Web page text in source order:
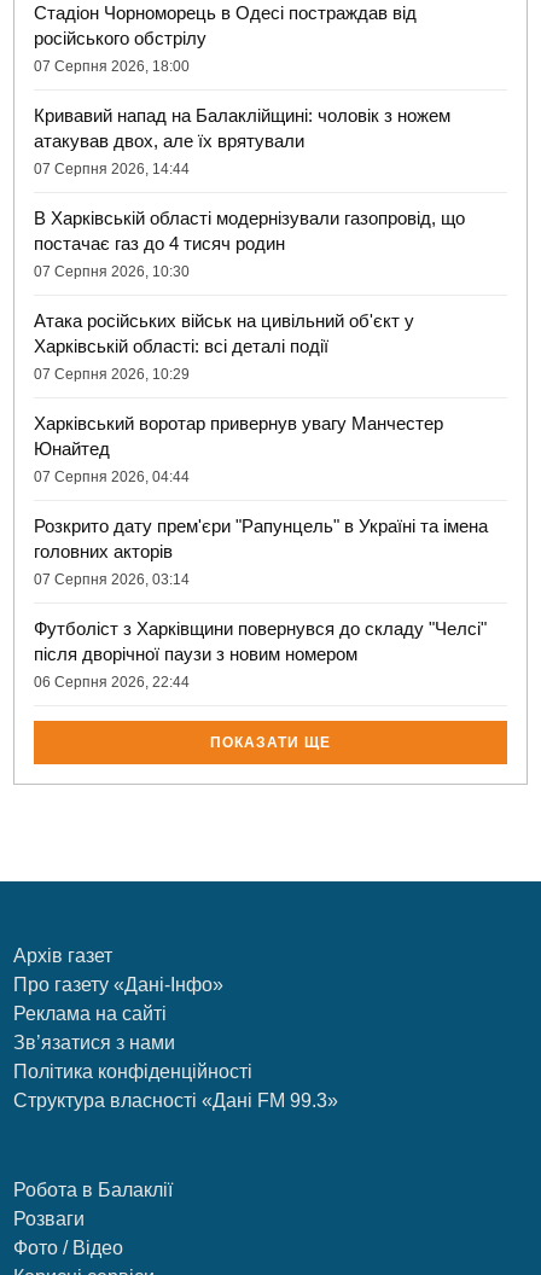
Стадіон Чорноморець в Одесі постраждав від
російського обстрілу
07 Серпня 2026, 18:00
Кривавий напад на Балаклійщині: чоловік з ножем
атакував двох, але їх врятували
07 Серпня 2026, 14:44
В Харківській області модернізували газопровід, що
постачає газ до 4 тисяч родин
07 Серпня 2026, 10:30
Атака російських військ на цивільний об'єкт у
Харківській області: всі деталі події
07 Серпня 2026, 10:29
Харківський воротар привернув увагу Манчестер
Юнайтед
07 Серпня 2026, 04:44
Розкрито дату прем'єри "Рапунцель" в Україні та імена
головних акторів
07 Серпня 2026, 03:14
Футболіст з Харківщини повернувся до складу "Челсі"
після дворічної паузи з новим номером
06 Серпня 2026, 22:44
ПОКАЗАТИ ЩЕ
Архів газет
Про газету «Дані-Інфо»
Реклама на сайті
Зв’язатися з нами
Політика конфіденційності
Структура власності «Дані FM 99.3»
Робота в Балаклії
Розваги
Фото / Відео